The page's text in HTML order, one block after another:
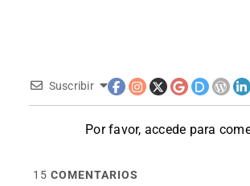
Suscribir
Por favor, accede para
15 COMENTARIOS